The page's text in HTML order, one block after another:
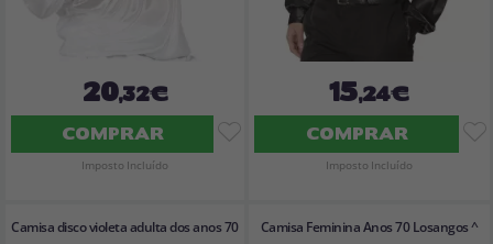
20,32€
COMPRAR
Imposto Incluído
15,24€
COMPRAR
Imposto Incluído
Camisa disco violeta adulta dos anos 70 Camisa Feminina Anos 70 Losangos ^